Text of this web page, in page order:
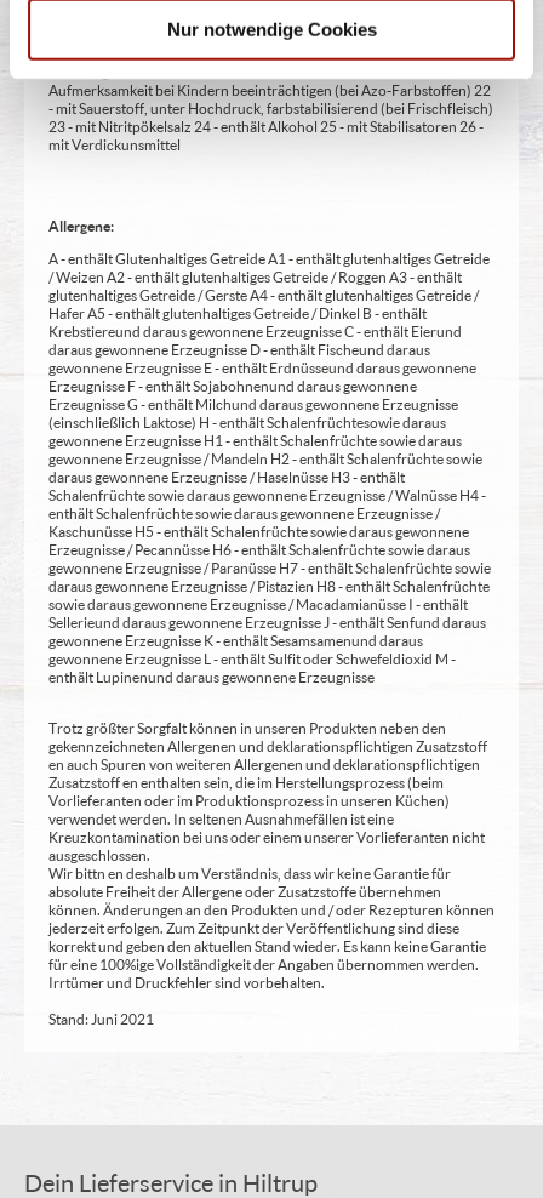
Nur notwendige Cookies
14 - kann bei übermäßigem Verzehr abführend wirken (zusätzlich zur
Angabe 15 - unter Schutzatmosphäre verpackt 16 - chininhaltig 17 -
koffeinhaltig 18 - mit Milcheiweiß (bei Fleischerzeugnissen) 19 - mit
Aufmerksamkeit bei Kindern beeinträchtigen (bei Azo-Farbstoffen) 22
- mit Sauerstoff, unter Hochdruck, farbstabilisierend (bei Frischfleisch)
23 - mit Nitritpökelsalz 24 - enthält Alkohol 25 - mit Stabilisatoren 26 -
mit Verdickunsmittel
Allergene:
A - enthält Glutenhaltiges Getreide A1 - enthält glutenhaltiges Getreide
/ Weizen A2 - enthält glutenhaltiges Getreide / Roggen A3 - enthält
glutenhaltiges Getreide / Gerste A4 - enthält glutenhaltiges Getreide /
Hafer A5 - enthält glutenhaltiges Getreide / Dinkel B - enthält
Krebstiere und daraus gewonnene Erzeugnisse C - enthält Eier und
daraus gewonnene Erzeugnisse D - enthält Fische und daraus
gewonnene Erzeugnisse E - enthält Erdnüsse und daraus gewonnene
Erzeugnisse F - enthält Sojabohnen und daraus gewonnene
Erzeugnisse G - enthält Milch und daraus gewonnene Erzeugnisse
(einschließlich Laktose) H - enthält Schalenfrüchte sowie daraus
gewonnene Erzeugnisse H1 - enthält Schalenfrüchte sowie daraus
gewonnene Erzeugnisse / Mandeln H2 - enthält Schalenfrüchte sowie
daraus gewonnene Erzeugnisse / Haselnüsse H3 - enthält
Schalenfrüchte sowie daraus gewonnene Erzeugnisse / Walnüsse H4 -
enthält Schalenfrüchte sowie daraus gewonnene Erzeugnisse /
Kaschunüsse H5 - enthält Schalenfrüchte sowie daraus gewonnene
Erzeugnisse / Pecannüsse H6 - enthält Schalenfrüchte sowie daraus
gewonnene Erzeugnisse / Paranüsse H7 - enthält Schalenfrüchte sowie
daraus gewonnene Erzeugnisse / Pistazien H8 - enthält Schalenfrüchte
sowie daraus gewonnene Erzeugnisse / Macadamianüsse I - enthält
Sellerie und daraus gewonnene Erzeugnisse J - enthält Senf und daraus
gewonnene Erzeugnisse K - enthält Sesamsamen und daraus
gewonnene Erzeugnisse L - enthält Sulfit oder Schwefeldioxid M -
enthält Lupinen und daraus gewonnene Erzeugnisse
Trotz größter Sorgfalt können in unseren Produkten neben den
gekennzeichneten Allergenen und deklarationspflichtigen Zusatzstoff
en auch Spuren von weiteren Allergenen und deklarationspflichtigen
Zusatzstoff en enthalten sein, die im Herstellungsprozess (beim
Vorlieferanten oder im Produktionsprozess in unseren Küchen)
verwendet werden. In seltenen Ausnahmefällen ist eine
Kreuzkontamination bei uns oder einem unserer Vorlieferanten nicht
ausgeschlossen.
Wir bittn en deshalb um Verständnis, dass wir keine Garantie für
absolute Freiheit der Allergene oder Zusatzstoffe übernehmen
können. Änderungen an den Produkten und / oder Rezepturen können
jederzeit erfolgen. Zum Zeitpunkt der Veröffentlichung sind diese
korrekt und geben den aktuellen Stand wieder. Es kann keine Garantie
für eine 100%ige Vollständigkeit der Angaben übernommen werden.
Irrtümer und Druckfehler sind vorbehalten.
Stand: Juni 2021
Dein Lieferservice in Hiltrup